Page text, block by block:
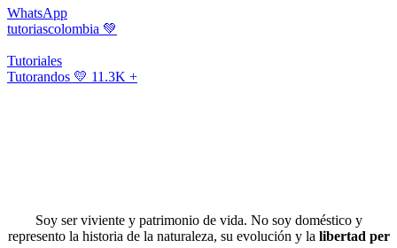
WhatsApp
tutoriascolombia 💚
Tutoriales
Tutorandos 💛 11.3K +
Soy ser viviente y patrimonio de vida. No soy doméstico y
represento la historia de la naturaleza, su evolución y la libertad per